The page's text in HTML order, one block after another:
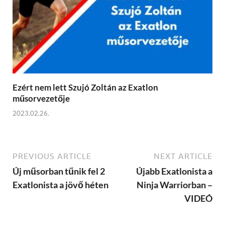
Ezért nem lett Szujó Zoltán az Exatlon
műsorvezetője
2023.02.26.
PREVIOUS ARTICLE
Új műsorban tűnik fel 2
Exatlonista a jövő héten
NEXT ARTICLE
Újabb Exatlonista a
Ninja Warriorban –
VIDEÓ